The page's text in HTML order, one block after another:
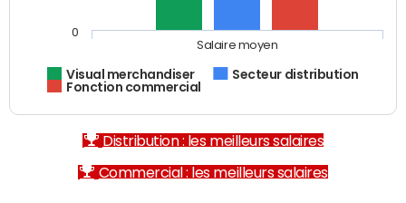
Visual merchandiser
Secteur distribution
Fonction commercial
Salaire moyen
0
Distribution : les meilleurs salaires
Commercial : les meilleurs salaires